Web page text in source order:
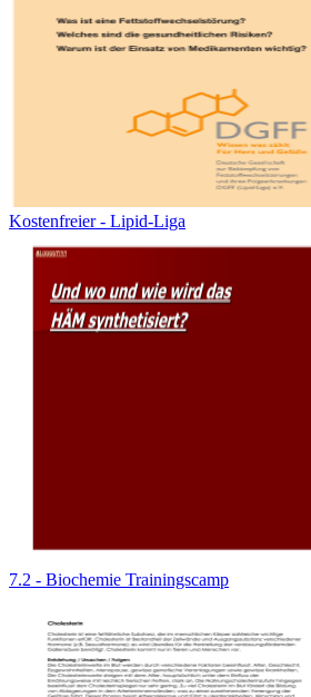
Kostenfreier - Lipid-Liga
7.2 - Biochemie Trainingscamp